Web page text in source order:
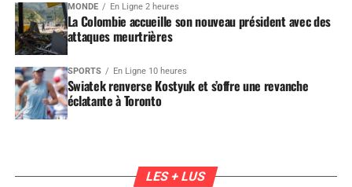
MONDE En Ligne 2 heures
La Colombie accueille son nouveau président avec des
attaques meurtrières
SPORTS En Ligne 10 heures
Swiatek renverse Kostyuk et s’offre une revanche
éclatante à Toronto
LES + LUS